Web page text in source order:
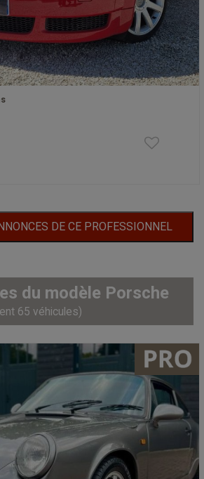
DE CE PROFESSIONNEL
du modèle Porsche
65 véhicules)